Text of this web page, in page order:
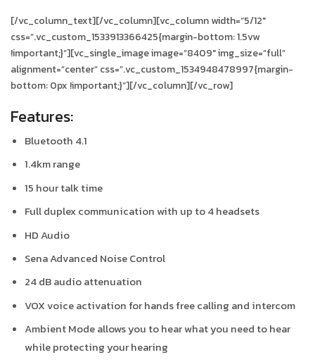
[/vc_column_text][/vc_column][vc_column width=”5/12″
css=”.vc_custom_1533913366425{margin-bottom: 1.5vw
!important;}”][vc_single_image image=”8409″ img_size=”full”
alignment=”center” css=”.vc_custom_1534948478997{margin-
bottom: 0px !important;}”][/vc_column][/vc_row]
Features:
Bluetooth 4.1
1.4km range
15 hour talk time
Full duplex communication with up to 4 headsets
HD Audio
Sena Advanced Noise Control
24 dB audio attenuation
VOX voice activation for hands free calling and intercom
Ambient Mode allows you to hear what you need to hear
while protecting your hearing